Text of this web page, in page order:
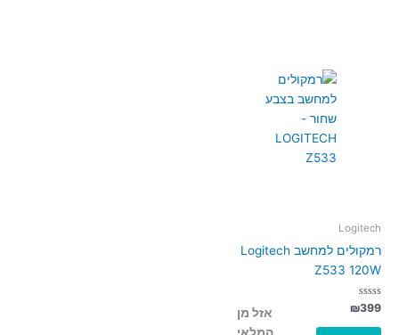
אזל מן
המלאי
Logitech
רמקולים למחשב Logitech
Z533 120W
דורג
מתוך
₪399